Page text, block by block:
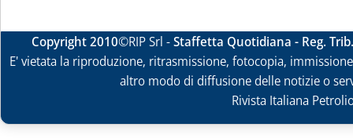
Copyright 2010©RIP Srl -Staffetta Quotidiana - Reg.
E' vietata la riproduzione, ritrasmissione, fotocopia,
altro modo di diffusione delle notizie o
Rivista Italiana